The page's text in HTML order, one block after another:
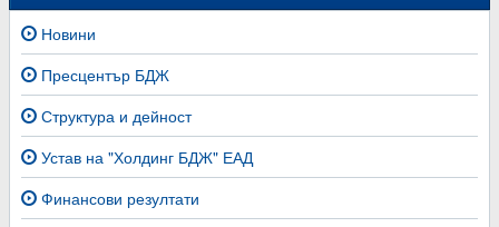
Новини
Пресцентър БДЖ
Структура и дейност
Устав на "Холдинг БДЖ" ЕАД
Финансови резултати